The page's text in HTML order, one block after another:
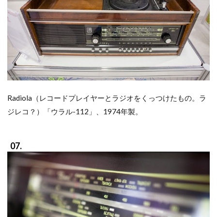
Radiola（レコードプレイヤーとラジオをくっつけたもの。ラ
ジレコ？）「ウラル-112」、1974年製。
07.